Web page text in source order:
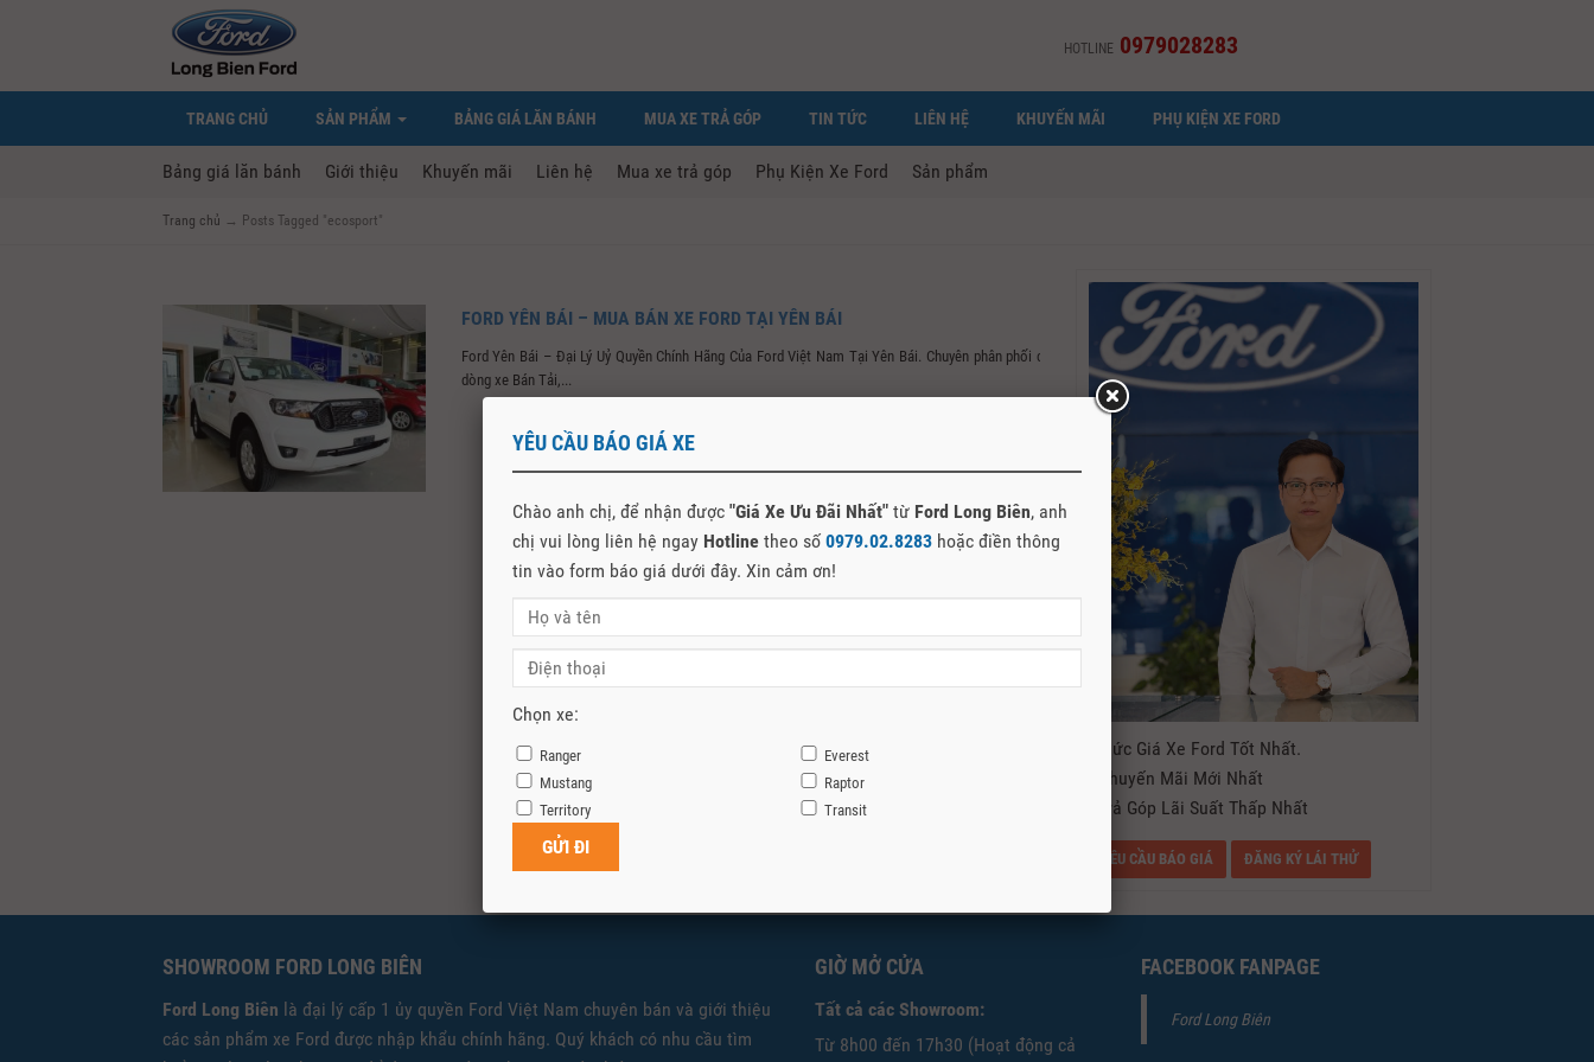
HOTLINE 0979028283
TRANG CHỦ SẢN PHẨM BẢNG GIÁ LĂN BÁNH MUA XE TRẢ GÓP TIN TỨC LIÊN HỆ KHUYẾN MÃI PHỤ KIỆN XE FORD
Bảng giá lăn bánh Giới thiệu Khuyến mãi Liên hệ Mua xe trả góp Phụ Kiện Xe Ford Sản phẩm
Trang chủ → Posts Tagged "ecosport"
FORD YÊN BÁI – MUA BÁN XE FORD TẠI YÊN BÁI
Ford Yên Bái – Đại Lý Uỷ Quyền Chính Hãng Của Ford Việt Nam Tại Yên Bái. Chuyên phân phối các
dòng xe Bán Tải,...
- Mức Giá Xe Ford Tốt Nhất.
- Khuyến Mãi Mới Nhất
- Trả Góp Lãi Suất Thấp Nhất
YÊU CẦU BÁO GIÁ ĐĂNG KÝ LÁI THỬ
SHOWROOM FORD LONG BIÊN
Ford Long Biên là đại lý cấp 1 ủy quyền Ford Việt Nam chuyên bán và giới thiệu
các sản phẩm xe Ford được nhập khẩu chính hãng. Quý khách có nhu cầu tìm
GIỜ MỞ CỬA
Tất cả các Showroom:
Từ 8h00 đến 17h30 (Hoạt động cả
FACEBOOK FANPAGE
Ford Long Biên
YÊU CẦU BÁO GIÁ XE
Chào anh chị, để nhận được "Giá Xe Ưu Đãi Nhất" từ Ford Long Biên, anh
chị vui lòng liên hệ ngay Hotline theo số 0979.02.8283 hoặc điền thông
tin vào form báo giá dưới đây. Xin cảm ơn!
Chọn xe:
Ranger
Everest
Mustang
Raptor
Territory
Transit